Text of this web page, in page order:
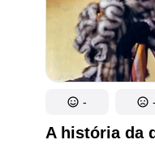
A história da
- -